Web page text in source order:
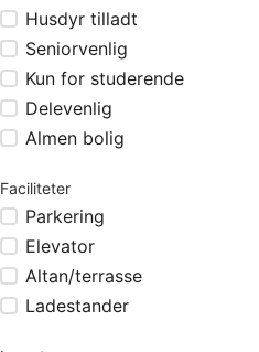
Husdyr tilladt
Seniorvenlig
Kun for studerende
Delevenlig
Almen bolig
Faciliteter
Parkering
Elevator
Altan/terrasse
Ladestander